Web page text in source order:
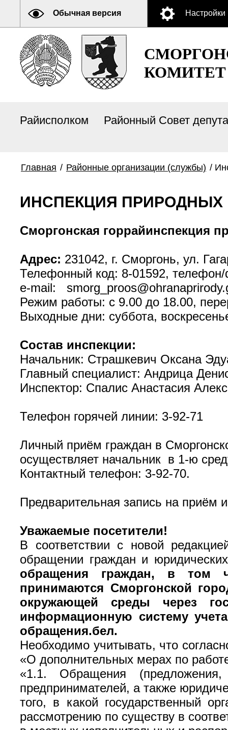
Обычная версия Настройки
КОМИТЕТ
Райисполком Районный Совет
Главная / Районные организации (службы) /
ИНСПЕКЦИЯ
Сморгонская горрайинспекция
Адрес: 231042, г. Сморгонь, ул.
Телефонный код: 8-01592,
e-mail:
Режим работы: с 9.00 до 18.00,
Выходные дни: суббота,
Состав инспекции:
Начальник: Страшкевич Оксана
Главный специалист: Андрица
Инспектор: Спалис Анастасия
Телефон горячей линии: 3-92-71
Личный приём граждан в
осуществляет начальник в 1-ю
Контактный телефон: 3-92-70.
Предварительная запись на приём
Уважаемые посетители!
В соответствии с новой
обращении граждан и
обращения граждан, в том
принимаются Сморгонской
окружающей среды через
информационную систему
обращения.бел.
Необходимо учитывать, что
«О дополнительных мерах по
«1.1. Обращения
предпринимателей, а также
того, в какой государственный
рассмотрению по существу в